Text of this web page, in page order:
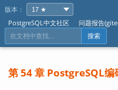
版本：
PostgreSQL中文社区
问题报告
搜索
第 54 章 PostgreSQL编